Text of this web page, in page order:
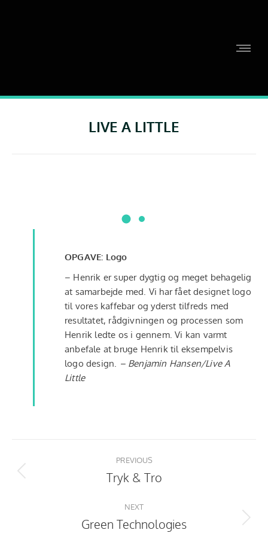
LIVE A LITTLE
OPGAVE: Logo
– Henrik er super dygtig og meget behagelig
at samarbejde med. Vi har fået designet logo
til vores kaffebar og yderst tilfreds med
resultatet, rådgivningen og processen som
Henrik ledte os i gennem. Vi kan varmt
anbefale at bruge Henrik til eksempelvis
logo design. – Benjamin Hansen/Live A
Little
navigation
PREVIOUS
Previous
Tryk & Tro
NEXT
Next
Green Technologies